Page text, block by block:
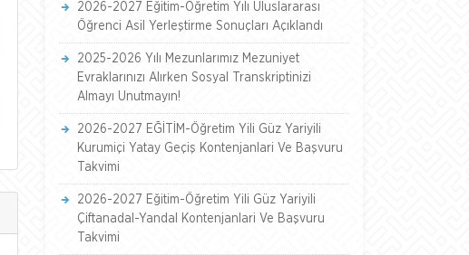
2026-2027 Eğitim-Öğretim Yılı Uluslararası
Öğrenci Asil Yerleştirme Sonuçları Açıklandı
2025-2026 Yılı Mezunlarımız Mezuniyet
Evraklarınızı Alırken Sosyal Transkriptinizi
Almayı Unutmayın!
2026-2027 EĞİTİM-Öğretim Yili Güz Yariyili
Kurumiçi Yatay Geçiş Kontenjanlari Ve Başvuru
Takvimi
2026-2027 Eğitim-Öğretim Yili Güz Yariyili
Çiftanadal-Yandal Kontenjanlari Ve Başvuru
Takvimi